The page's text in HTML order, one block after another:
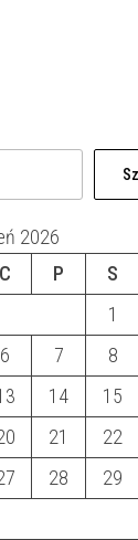
2026
C P S
1
6 7 8
14 15
21 22
28 29